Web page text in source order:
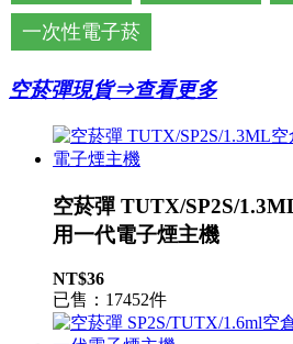
一次性電子菸
空菸彈現貨⇒查看更多
空菸彈 TUTX/SP2S/
用一代電子煙主機
NT$36
已售：17452件